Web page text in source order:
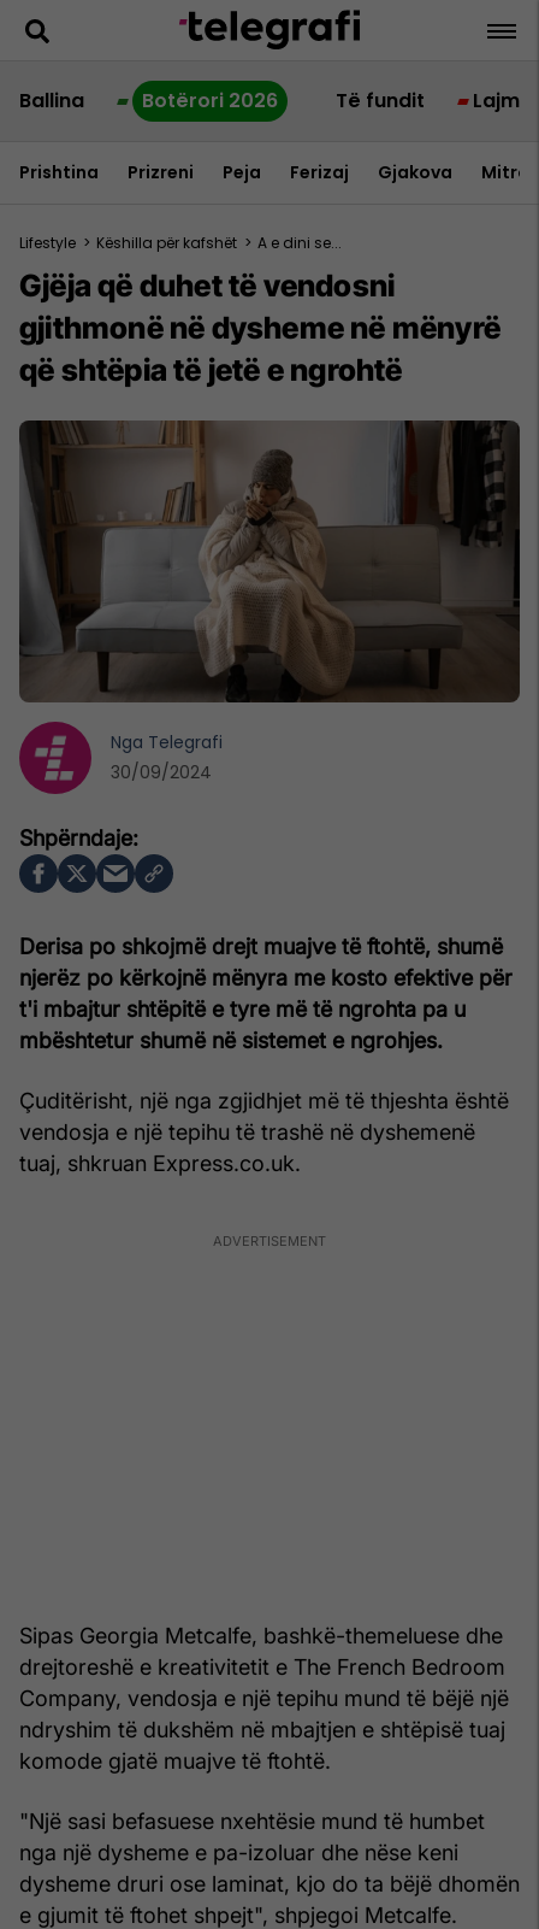
Ballina Botërori 2026 Të fundit Lajme
Prishtina Prizreni Peja Ferizaj Gjakova
Lifestyle > Këshilla për kafshët > A e dini se...
Gjëja që duhet të vendosni
gjithmonë në dysheme në mënyrë
që shtëpia të jetë e ngrohtë
Derisa po shkojmë drejt muajve të ftohtë, shumë
njerëz po kërkojnë mënyra me kosto efektive për
t'i mbajtur shtëpitë e tyre më të ngrohta pa u
mbështetur shumë në sistemet e ngrohjes.
Çuditërisht, një nga zgjidhjet më të thjeshta është
vendosja e një tepihu të trashë në dyshemenë
tuaj, shkruan Express.co.uk.
Sipas Georgia Metcalfe, bashkë-themeluese dhe
drejtoreshë e kreativitetit e The French Bedroom
Company, vendosja e një tepihu mund të bëjë një
ndryshim të dukshëm në mbajtjen e shtëpisë tuaj
komode gjatë muajve të ftohtë.
"Një sasi befasuese nxehtësie mund të humbet
nga një dysheme e pa-izoluar dhe nëse keni
dysheme druri ose laminat, kjo do ta bëjë dhomën
e gjumit të ftohet shpejt", shpjegoi Metcalfe.
Nga Telegrafi
30/09/2024